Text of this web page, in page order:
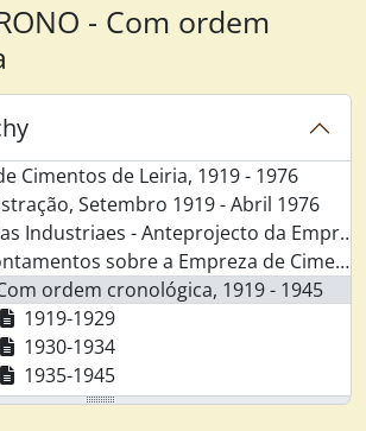
- Com ordem
Cimentos de Leiria, 1919 - 1976
Setembro 1919 - Abril 1976
Industriaes - Anteprojecto da Empreza, 1918 - 1919
sobre a Empreza de Cimentos de Leiria, 1919-1971
ordem cronológica, 1919 - 1945
1919-1929
1930-1934
1935-1945
I - 1ª Parte, 1919 - 1932